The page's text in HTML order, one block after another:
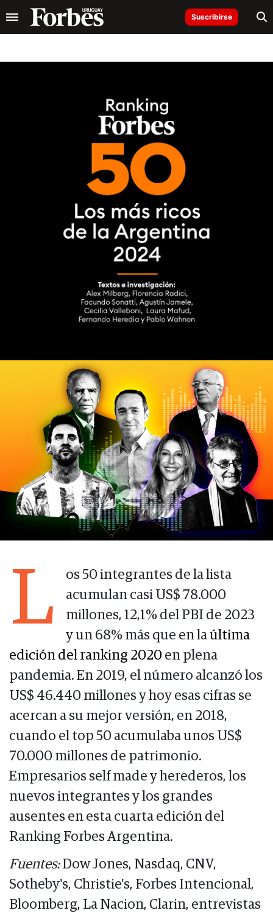
Suscribirse
L
os 50 integrantes de la lista
acumulan casi US$ 78.000
millones, 12,1% del PBI de 2023
y un 68% más que en laúltima
edición del ranking 2020 en plena
pandemia. En 2019, el número alcanzó los
US$ 46.440 millones y hoy esas cifras se
acercan a su mejor versión, en 2018,
cuando el top 50 acumulaba unos US$
70.000 millones de patrimonio.
Empresarios self made y herederos, los
nuevos integrantes y los grandes
ausentes en esta cuarta edición del
Ranking Forbes Argentina.
Fuentes:Dow Jones, Nasdaq, CNV,
Sotheby's, Christie's, Forbes Intencional,
Bloomberg, La Nacion, Clarin, entrevistas